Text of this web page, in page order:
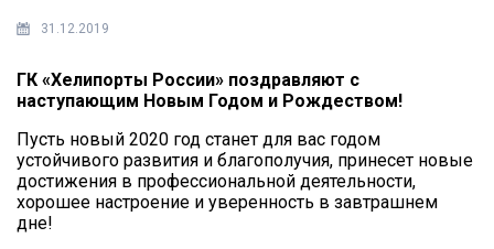
31.12.2019
ГК «Хелипорты России» поздравляют с
наступающим Новым Годом и Рождеством!
Пусть новый 2020 год станет для вас годом
устойчивого развития и благополучия, принесет новые
достижения в профессиональной деятельности,
хорошее настроение и уверенность в завтрашнем
дне!